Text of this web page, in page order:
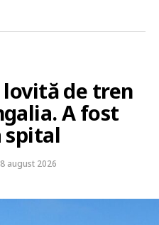
de tren
A fost
spital
8 august 2026